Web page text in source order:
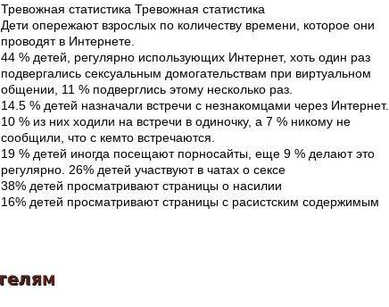
Тревожная статистика Тревожная статистика
Дети опережают взрослых по количеству времени, которое они
проводят в Интернете.
44 % детей, регулярно использующих Интернет, хоть один раз
подвергались сексуальным домогательствам при виртуальном
общении, 11 % подверглись этому несколько раз.
14.5 % детей назначали встречи с незнакомцами через Интернет.
10 % из них ходили на встречи в одиночку, а 7 % никому не
сообщили, что с кем­то встречаются.
19 % детей иногда посещают порносайты, еще 9 % делают это
регулярно. 26% детей участвуют в чатах о сексе
38% детей просматривают страницы о насилии
16% детей просматривают страницы с расистским содержимым